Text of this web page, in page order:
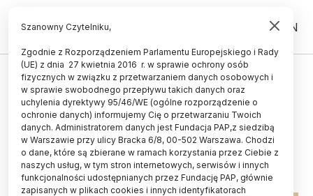
PL EN
ŚWIAT
Wielki nos zapewnia nosaczowi
powodzenie
28.05.2024
aktualizacja: 28.05.2024
3 minuty czytania
Szanowny Czytelniku,
Zgodnie z Rozporządzeniem Parlamentu Europejskiego i Rady
(UE) z dnia 27 kwietnia 2016 r. w sprawie ochrony osób
fizycznych w związku z przetwarzaniem danych osobowych i
w sprawie swobodnego przepływu takich danych oraz
uchylenia dyrektywy 95/46/WE (ogólne rozporządzenie o
ochronie danych) informujemy Cię o przetwarzaniu Twoich
danych. Administratorem danych jest Fundacja PAP,z siedzibą
w Warszawie przy ulicy Bracka 6/8, 00-502 Warszawa. Chodzi
o dane, które są zbierane w ramach korzystania przez Ciebie z
naszych usług, w tym stron internetowych, serwisów i innych
funkcjonalności udostępnianych przez Fundację PAP, głównie
zapisanych w plikach cookies i innych identyfikatorach